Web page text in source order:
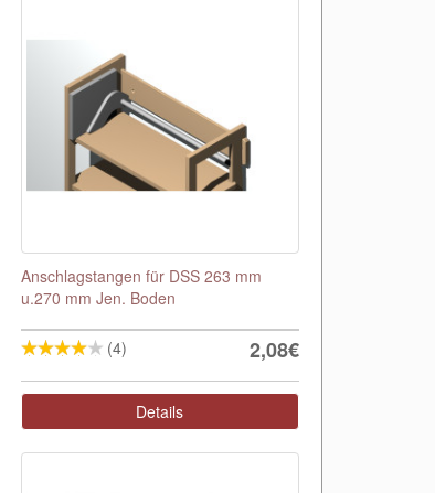
Anschlagstangen für DSS 263 mm
u.270 mm Jen. Boden
(4) 2,08€
Details